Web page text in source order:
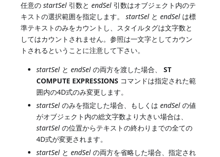
任意のstartSel 引数とendSel 引数はオブジェクト内のテ
キストの選択範囲を指定します。startSel とendSel は標
準テキストのみをカウントし、スタイルタグは文字数と
してはカウントされません。参照は一文字としてカウン
トされるということに注意して下さい。
startSel とendSel の両方を渡した場合、ST
COMPUTE EXPRESSIONS コマンドは指定された範
囲内の4D式のみ変更します。
startSel のみを指定した場合、もしくはendSel の値
がオブジェクト内の総文字数より大きい場合は、
startSel の位置からテキストの終わりまでの全ての
4D式が変更されます。
startSel とendSel の両方を省略した場合、指定され